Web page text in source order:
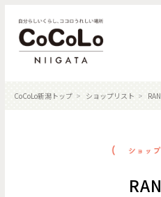
CoCoLo新潟トップ ショップリスト